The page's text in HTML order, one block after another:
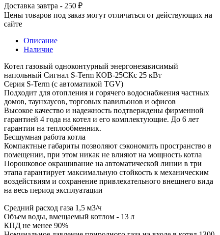
Доставка завтра - 250 ₽
Цены товаров под заказ могут отличаться от действующих на
сайте
Описание
Наличие
Котел газовый одноконтурный энергонезависимый
напольный Сигнал S-Term КОВ-25СКс 25 кВт
Серия S-Term (c автоматикой TGV)
Подходит для отопления и горячего водоснабжения частных
домов, таунхаусов, торговых павильонов и офисов
Высокое качество и надежность подтверждены фирменной
гарантией 4 года на котел и его комплектующие. До 6 лет
гарантии на теплообменник.
Бесшумная работа котла
Компактные габариты позволяют сэкономить пространство в
помещении, при этом никак не влияют на мощность котла
Порошковое окрашивание на автоматической линии в три
этапа гарантирует максимальную стойкость к механическим
воздействиям и сохранение привлекательного внешнего вида
на весь период эксплуатации
Средний расход газа 1,5 м3/ч
Объем воды, вмещаемый котлом - 13 л
КПД не менее 90%